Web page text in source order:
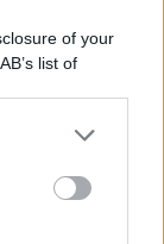
of your
list of
third parties
more Google
a far pace